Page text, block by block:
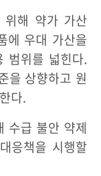
위해 약가 가산
에 우대 가산을
범위를 넓힌다.
을 상향하고 원
다.
수급 불안 약제
응책을 시행할